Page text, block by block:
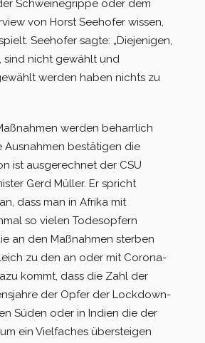
Schweinegrippe oder dem
von Horst Seehofer wissen,
Seehofer sagte: „Diejenigen,
sind nicht gewählt und
werden haben nichts zu
werden beharrlich
Ausnahmen bestätigen die
ist ausgerechnet der CSU
Gerd Müller. Er spricht
dass man in Afrika mit
so vielen Todesopfern
an den Maßnahmen sterben
zu den an oder mit Corona-
kommt, dass die Zahl der
der Opfer der Lockdown-
Süden oder in Indien die der
ein Vielfaches übersteigen